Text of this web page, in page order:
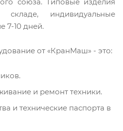
союза. Типовые изделия
индивидуальные
7-10 дней.
от «КранМаш» - это:
и ремонт техники.
и технические паспорта в